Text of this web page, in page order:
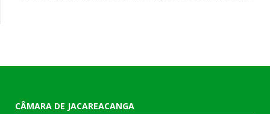
CÂMARA DE JACAREACANGA